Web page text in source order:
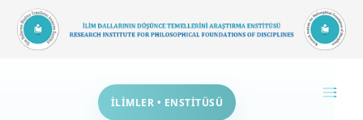
İLİMLER • ENSTİTÜSÜ
İçeriğe
atla